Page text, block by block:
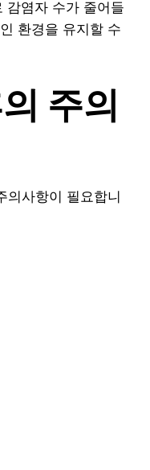
감염자 수가 줄어들
환경을 유지할 수
주의
의사항이 필요합니